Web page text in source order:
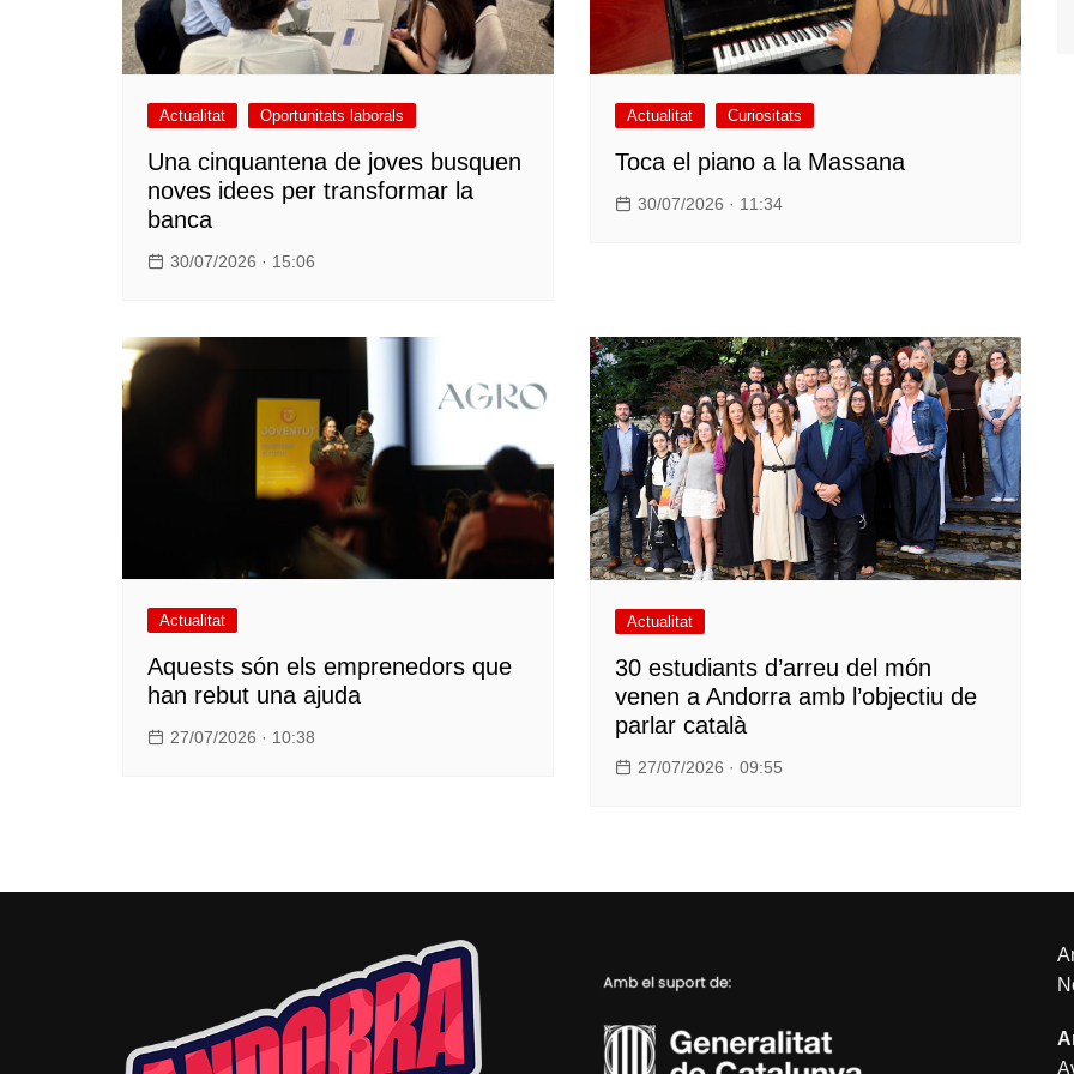
Actualitat Oportunitats laborals
Una cinquantena de joves busquen
noves idees per transformar la
banca
30/07/2026 · 15:06
Actualitat Curiositats
Toca el piano a la Massana
30/07/2026 · 11:34
Actualitat
Aquests són els emprenedors que
han rebut una ajuda
27/07/2026 · 10:38
Actualitat
30 estudiants d’arreu del món
venen a Andorra amb l’objectiu de
parlar català
27/07/2026 · 09:55